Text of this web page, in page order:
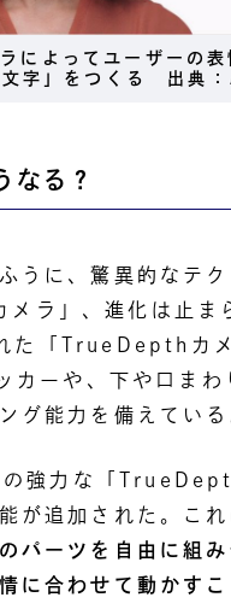
よってユーザーの表
文字」をつくる 出典
なる？
うに、驚異的なテ
ラ」、進化は止ま
た「TrueDepthカ
カーや、下や口まわ
グ能力を備えている
強力な「
が追加された。こ
パーツを自由に組
に合わせて動かすこ